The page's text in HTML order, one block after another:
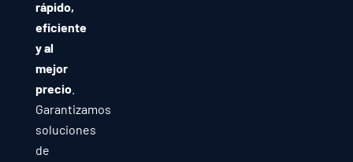
rápido,
eficiente
y al
mejor
precio.
Garantizamos
soluciones
de